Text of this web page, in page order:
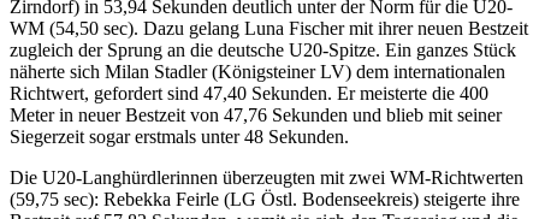
Zirndorf) in 53,94 Sekunden deutlich unter der Norm für die U20-
WM (54,50 sec). Dazu gelang Luna Fischer mit ihrer neuen Bestzeit
zugleich der Sprung an die deutsche U20-Spitze. Ein ganzes Stück
näherte sich Milan Stadler (Königsteiner LV) dem internationalen
Richtwert, gefordert sind 47,40 Sekunden. Er meisterte die 400
Meter in neuer Bestzeit von 47,76 Sekunden und blieb mit seiner
Siegerzeit sogar erstmals unter 48 Sekunden.
Die U20-Langhürdlerinnen überzeugten mit zwei WM-Richtwerten
(59,75 sec): Rebekka Feirle (LG Östl. Bodenseekreis) steigerte ihre